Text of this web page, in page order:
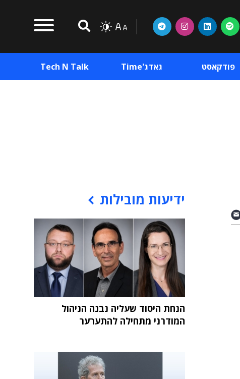
פודקאסט גאדג'Time Tech N Talk
ידיעות מובילות
הנחת היסוד שעליה נבנה הניהול
המודרני מתחילה להתערער